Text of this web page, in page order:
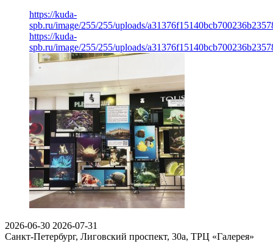
https://kuda-
spb.ru/image/255/255/uploads/
https://kuda-
spb.ru/image/255/255/uploads/
2026-06-30 2026-07-31
Санкт-Петербург, Лиговский проспект, 30а, ТРЦ «Галерея»